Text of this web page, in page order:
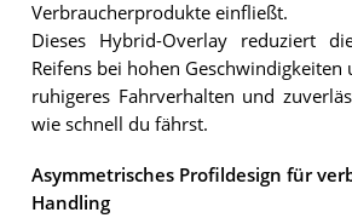
Verbraucherprodukte einfließt.
Dieses Hybrid-Overlay reduziert
Reifens bei hohen
ruhigeres Fahrverhalten und
wie schnell du fährst.
Asymmetrisches Profildesign für
Handling